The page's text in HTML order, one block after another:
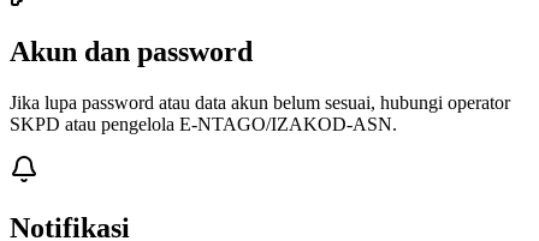
Akun dan password
Jika lupa password atau data akun belum sesuai, hubungi operator
SKPD atau pengelola E-NTAGO/IZAKOD-ASN.
Notifikasi